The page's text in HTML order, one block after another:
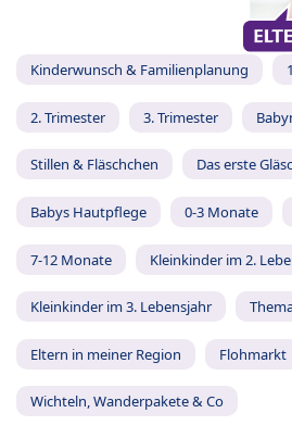
Kinderwunsch & Familienplanung
2. Trimester 3. Trimester
Stillen & Fläschchen Das erste
Babys Hautpflege 0-3 Monate
7-12 Monate Kleinkinder im 2.
Kleinkinder im 3. Lebensjahr
Eltern in meiner Region Flohmarkt
Wichteln, Wanderpakete & Co